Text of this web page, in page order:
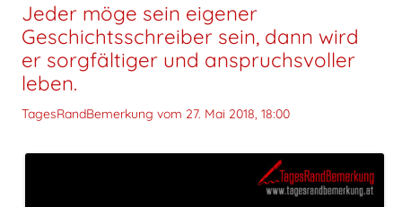
Jeder möge sein eigener
Geschichtsschreiber sein, dann wird
er sorgfältiger und anspruchsvoller
leben.
TagesRandBemerkung vom 27. Mai 2018, 18:00